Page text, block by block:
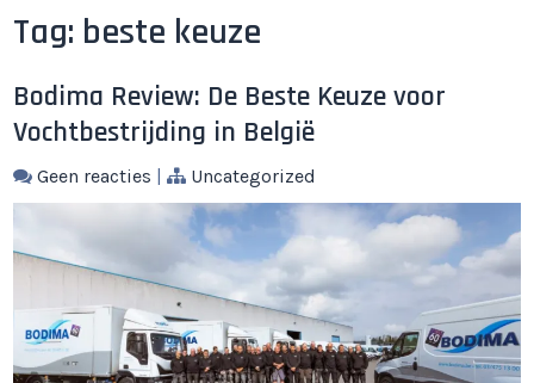
Tag: beste keuze
Bodima Review: De Beste Keuze voor
Vochtbestrijding in België
Geen reacties | Uncategorized